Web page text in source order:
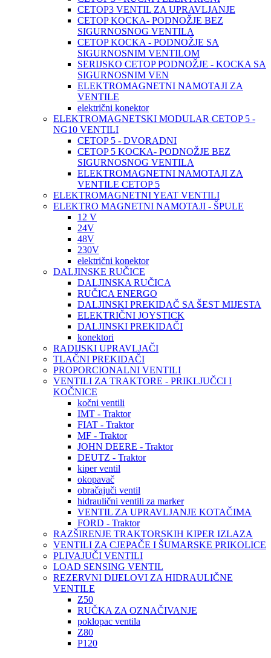
CETOP3 VENTIL ZA UPRAVLJANJE
CETOP KOCKA- PODNOŽJE BEZ
SIGURNOSNOG VENTILA
CETOP KOCKA - PODNOŽJE SA
SIGURNOSNIM VENTILOM
SERIJSKO CETOP PODNOŽJE - KOCKA SA
SIGURNOSNIM VEN
ELEKTROMAGNETNI NAMOTAJI ZA
VENTILE
električni konektor
ELEKTROMAGNETSKI MODULAR CETOP 5 -
NG10 VENTILI
CETOP 5 - DVORADNI
CETOP 5 KOCKA- PODNOŽJE BEZ
SIGURNOSNOG VENTILA
ELEKTROMAGNETNI NAMOTAJI ZA
VENTILE CETOP 5
ELEKTROMAGNETNI YEAT VENTILI
ELEKTRO MAGNETNI NAMOTAJI - ŠPULE
12 V
24V
48V
230V
električni konektor
DALJINSKE RUČICE
DALJINSKA RUČICA
RUČICA ENERGO
DALJINSKI PREKIDAČ SA ŠEST MIJESTA
ELEKTRIČNI JOYSTICK
DALJINSKI PREKIDAČI
konektori
RADIJSKI UPRAVLJAČI
TLAČNI PREKIDAČI
PROPORCIONALNI VENTILI
VENTILI ZA TRAKTORE - PRIKLJUČCI I
KOČNICE
kočni ventili
IMT - Traktor
FIAT - Traktor
MF - Traktor
JOHN DEERE - Traktor
DEUTZ - Traktor
kiper ventil
okopavač
obračajuči ventil
hidraulični ventili za marker
VENTIL ZA UPRAVLJANJE KOTAČIMA
FORD - Traktor
RAZŠIRENJE TRAKTORSKIH KIPER IZLAZA
VENTILI ZA CJEPAČE I ŠUMARSKE PRIKOLICE
PLIVAJUČI VENTILI
LOAD SENSING VENTIL
REZERVNI DIJELOVI ZA HIDRAULIČNE
VENTILE
Z50
RUČKA ZA OZNAČIVANJE
poklopac ventila
Z80
P120